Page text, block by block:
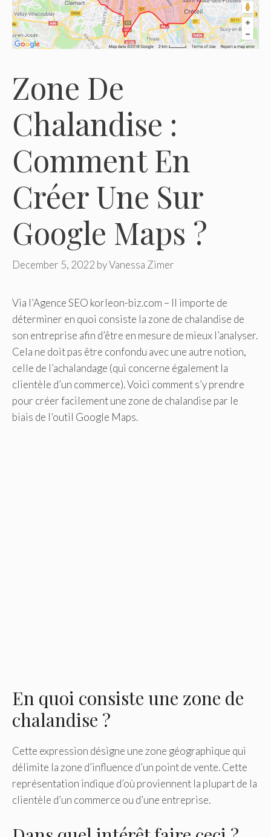
Zone De
Chalandise :
Comment En
Créer Une Sur
Google Maps ?
December 5, 2022 byVanessa Zimer
Via l’Agence SEO korleon-biz.com – Il importe de
déterminer en quoi consiste la zone de chalandise de
son entreprise afin d’être en mesure de mieux l’analyser.
Cela ne doit pas être confondu avec une autre notion,
celle de l’achalandage (qui concerne également la
clientèle d’un commerce). Voici comment s’y prendre
pour créer facilement une zone de chalandise par le
biais de l’outil Google Maps.
En quoi consiste une zone de
chalandise ?
Cette expression désigne une zone géographique qui
délimite la zone d’influence d’un point de vente. Cette
représentation indique d’où proviennent la plupart de la
clientèle d’un commerce ou d’une entreprise.